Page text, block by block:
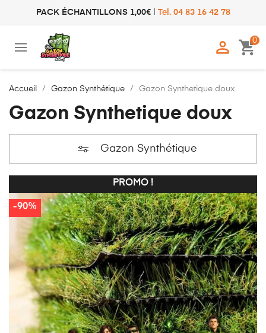
PACK ÉCHANTILLONS 1,00€| Tel. 04 83 16 42 78
 shopping_cart
0
Accueil Gazon Synthétique Gazon Synthetique doux
Gazon Synthetique doux
Gazon Synthétique
PROMO !
-90%